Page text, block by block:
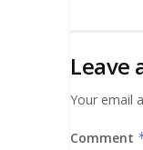
Leave
Your email
Comment